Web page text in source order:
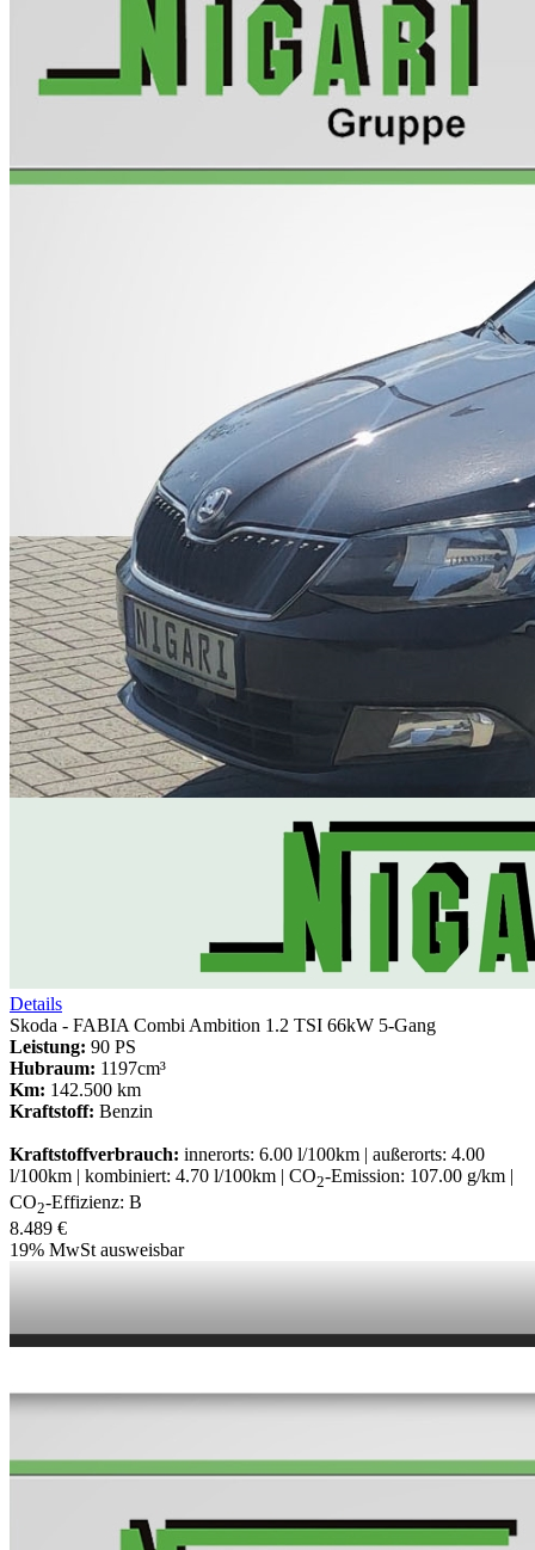
Details
Skoda - FABIA Combi Ambition 1.2 TSI 66kW 5-Gang
Leistung: 90 PS
Hubraum: 1197cm³
Km: 142.500 km
Kraftstoff: Benzin
Kraftstoffverbrauch: innerorts: 6.00 l/100km | außerorts: 4.00
l/100km | kombiniert: 4.70 l/100km | CO2-Emission: 107.00 g/km |
CO2-Effizienz: B
8.489 €
19% MwSt ausweisbar